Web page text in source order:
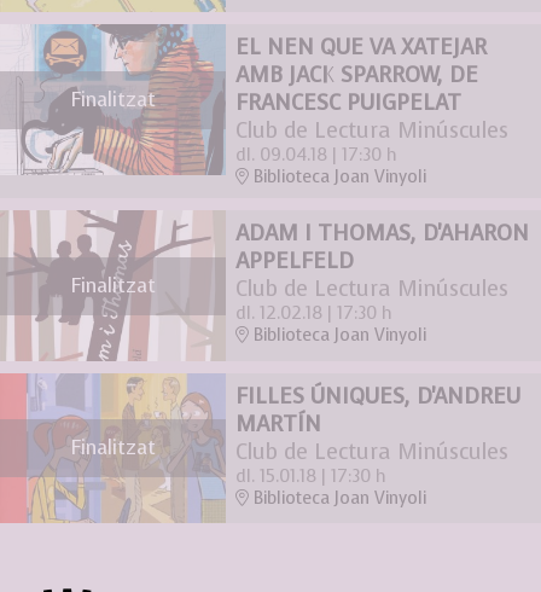
Finalitzat
EL NEN QUE VA XATEJAR
AMB JACK SPARROW, DE
FRANCESC PUIGPELAT
Club de Lectura Minúscules
dl. 09.04.18
17:30 h
Biblioteca Joan Vinyoli
Finalitzat
ADAM I THOMAS, D'AHARON
APPELFELD
Club de Lectura Minúscules
dl. 12.02.18
17:30 h
Biblioteca Joan Vinyoli
Finalitzat
FILLES ÚNIQUES, D'ANDREU
MARTÍN
Club de Lectura Minúscules
dl. 15.01.18 | 17:30 h
Biblioteca Joan Vinyoli